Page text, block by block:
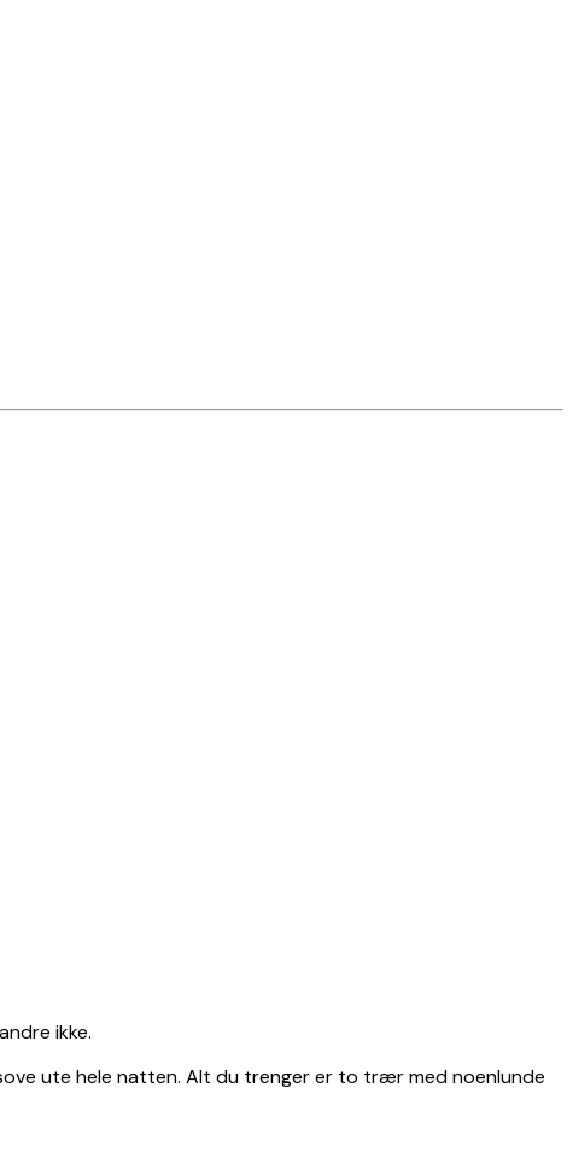
ikke.
ute hele natten. Alt du trenger er to trær med noenlunde